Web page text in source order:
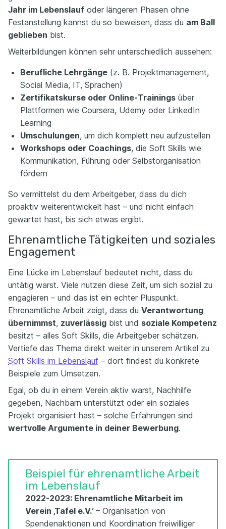
Jahr im Lebenslauf oder längeren Phasen ohne
Festanstellung kannst du so beweisen, dass du am Ball
geblieben bist.
Weiterbildungen können sehr unterschiedlich aussehen:
Berufliche Lehrgänge (z. B. Projektmanagement,
Social Media, IT, Sprachen)
Zertifikatskurse oder Online-Trainings über
Plattformen wie Coursera, Udemy oder LinkedIn
Learning
Umschulungen, um dich komplett neu aufzustellen
Workshops oder Coachings, die Soft Skills wie
Kommunikation, Führung oder Selbstorganisation
fördern
So vermittelst du dem Arbeitgeber, dass du dich
proaktiv weiterentwickelt hast – und nicht einfach
gewartet hast, bis sich etwas ergibt.
Ehrenamtliche Tätigkeiten und soziales
Engagement
Eine Lücke im Lebenslauf bedeutet nicht, dass du
untätig warst. Viele nutzen diese Zeit, um sich sozial zu
engagieren – und das ist ein echter Pluspunkt.
Ehrenamtliche Arbeit zeigt, dass du Verantwortung
übernimmst, zuverlässig bist und soziale Kompetenz
besitzt – alles Soft Skills, die Arbeitgeber schätzen.
Vertiefe das Thema direkt weiter in unserem Artikel zu
Soft Skills im Lebenslauf – dort findest du konkrete
Beispiele zum Umsetzen.
Egal, ob du in einem Verein aktiv warst, Nachhilfe
gegeben, Nachbarn unterstützt oder ein soziales
Projekt organisiert hast – solche Erfahrungen sind
wertvolle Argumente in deiner Bewerbung.
Beispiel für ehrenamtliche Arbeit
im Lebenslauf
2022-2023: Ehrenamtliche Mitarbeit im
Verein ‚Tafel e.V.‘ – Organisation von
Spendenaktionen und Koordination freiwilliger